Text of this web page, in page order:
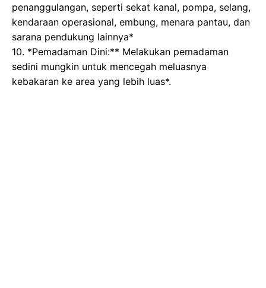
penanggulangan, seperti sekat kanal, pompa, selang,
kendaraan operasional, embung, menara pantau, dan
sarana pendukung lainnya*
10. *Pemadaman Dini:** Melakukan pemadaman
sedini mungkin untuk mencegah meluasnya
kebakaran ke area yang lebih luas*.